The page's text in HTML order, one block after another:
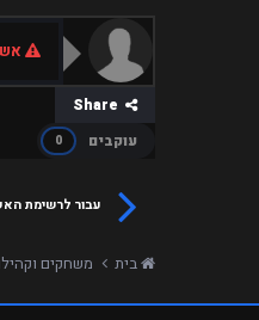
עוקבים
0
עבור לרשימת
בית משחקים